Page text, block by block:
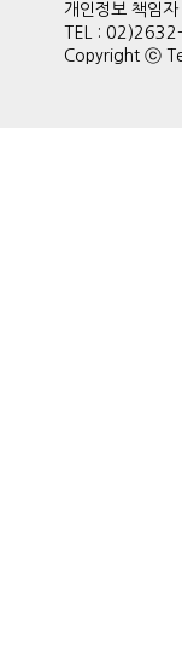
개인정보 책
TEL :
Copyright ⓒ